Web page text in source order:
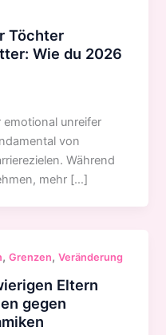
Töchter
Wie du 2026
unreifer
von
Während
mehr […]
,Grenzen,Veränderung
Eltern
gegen